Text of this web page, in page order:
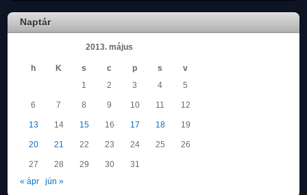
Naptár
2013. május
h K s c p s
v
1
2 3 4 5
6 7 8 9 10 11 12
13 14 15 16 17 18 19
20 21 22 23 24 25 26
27 28 29 30
31
« ápr
jún »